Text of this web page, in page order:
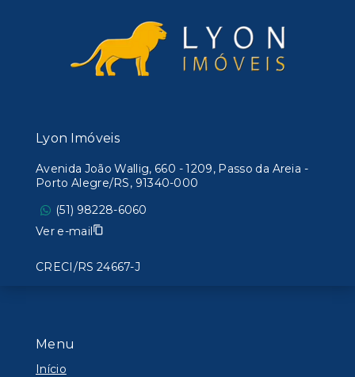
Menu
Início
Lyon Imóveis
Avenida João Wallig, 660 - 1209, Passo da Areia -
Porto Alegre/RS, 91340-000
(51) 98228-6060
Ver e-mail
CRECI/RS 24667-J